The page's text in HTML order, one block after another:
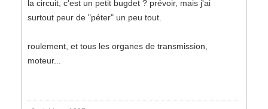
la circuit, c'est un petit bugdet ? prévoir, mais j'ai
surtout peur de "péter" un peu tout.
roulement, et tous les organes de transmission,
moteur...